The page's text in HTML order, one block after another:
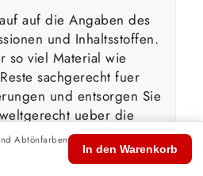
auf die Angaben des
und Inhaltsstoffen.
so viel Material wie
sachgerecht fuer
und entsorgen Sie
ueber die
Abtönfarben
In den Warenkorb
🔍 🛒
Warenkorb
👤
Konto